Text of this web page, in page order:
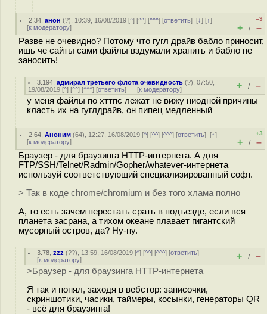
2.34 ,анон (?), 10:39, 16/08/2019 [^] [^^] [^^^] [ответить][↓] [↑]
[к модератору]
–3
+ / –
Разве не очевидно? Потому что гугл драйв бабло приносит,
ишь че сайты сами файлы вздумали хранить и бабло не
заносить!
3.194 ,адмирал третьего флота очевидность (?), 07:50,
19/08/2019 [^] [^^] [^^^] [ответить] [к модератору] + / –
у меня файлы по хттпс лежат не вижу ниодной причины
класть их на гуглдрайв, он пипец медленный
2.64 ,Аноним (64), 12:27, 16/08/2019 [^] [^^] [^^^] [ответить][↑]
[к модератору]
+3
+ / –
Браузер - для браузинга HTTP-интернета. А для
FTP/SSH/Telnet/Radmin/Gopher/whatever-интернета
используй соответствующий специализированный софт.
> Так в коде chrome/chromium и без того хлама полно
А, то есть зачем перестать срать в подъезде, если вся
планета засрана, а тихом океане плавает гигантский
мусорный остров, да? Ну-ну.
3.78 ,zzz (??), 13:59, 16/08/2019 [^] [^^] [^^^] [ответить]
[к модератору] + / –
>Браузер - для браузинга HTTP-интернета
Я так и понял, заходя в вебстор: записочки,
скриншотики, часики, таймеры, косынки, генераторы QR
- всё для браузинга!